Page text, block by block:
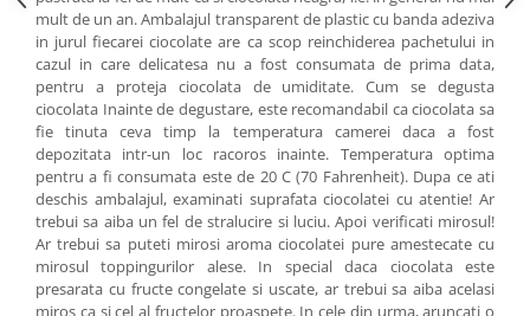
mult de un an. Ambalajul transparent de plastic cu banda adeziva
in jurul fiecarei ciocolate are ca scop reinchiderea pachetului in
cazul in care delicatesa nu a fost consumata de prima data,
pentru a proteja ciocolata de umiditate. Cum se degusta
ciocolata Inainte de degustare, este recomandabil ca ciocolata sa
fie tinuta ceva timp la temperatura camerei daca a fost
depozitata intr-un loc racoros inainte. Temperatura optima
pentru a fi consumata este de 20 C (70 Fahrenheit). Dupa ce ati
deschis ambalajul, examinati suprafata ciocolatei cu atentie! Ar
trebui sa aiba un fel de stralucire si luciu. Apoi verificati mirosul!
Ar trebui sa puteti mirosi aroma ciocolatei pure amestecate cu
mirosul toppingurilor alese. In special daca ciocolata este
presarata cu fructe congelate si uscate, ar trebui sa aiba acelasi